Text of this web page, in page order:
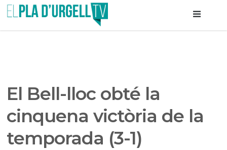
El Bell-lloc obté la
cinquena victòria de la
temporada (3-1)